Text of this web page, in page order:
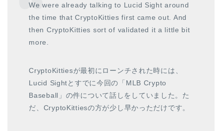
We were already talking to Lucid Sight around
the time that CryptoKitties first came out. And
then CryptoKitties sort of validated it a little bit
more.
CryptoKittiesが最初にローンチされた時には、
Lucid Sightとすでに今回の「MLB Crypto
Baseball」の件について話しをしていました。た
だ、 CryptoKittiesの方が少し早かっただけです。